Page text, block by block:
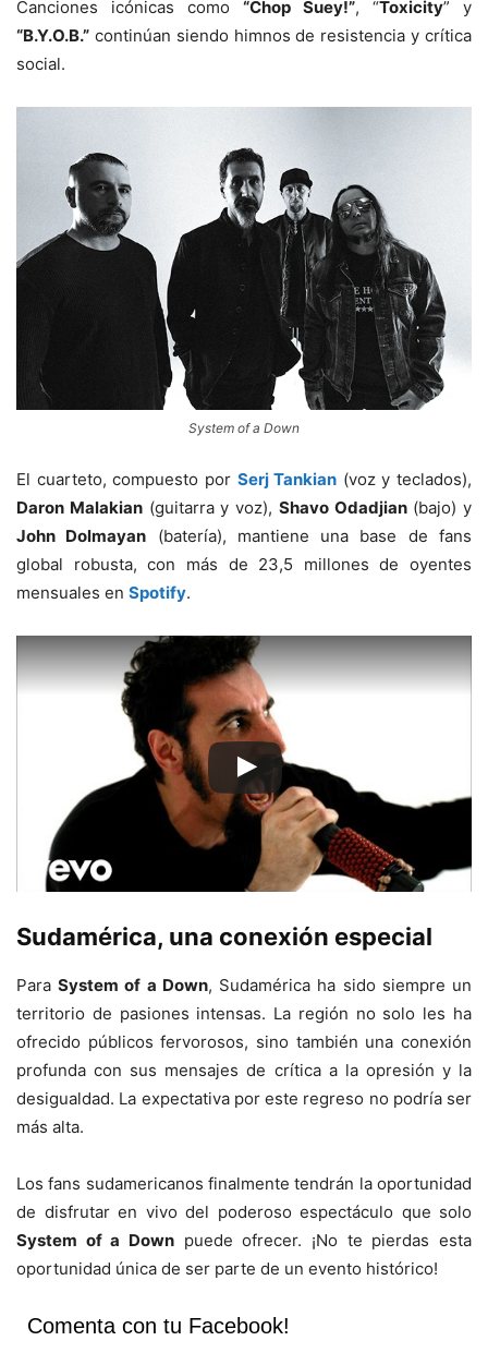
Canciones icónicas como “Chop Suey!”, “Toxicity” y
“B.Y.O.B.” continúan siendo himnos de resistencia y crítica
social.
System of a Down
El cuarteto, compuesto por Serj Tankian (voz y teclados),
Daron Malakian(guitarra y voz), Shavo Odadjian(bajo) y
John Dolmayan (batería), mantiene una base de fans
global robusta, con más de 23,5 millones de oyentes
mensuales en Spotify.
Sudamérica, una conexión especial
ParaSystem of a Down, Sudamérica ha sido siempre un
territorio de pasiones intensas. La región no solo les ha
ofrecido públicos fervorosos, sino también una conexión
profunda con sus mensajes de crítica a la opresión y la
desigualdad. La expectativa por este regreso no podría ser
más alta.
Los fans sudamericanos finalmente tendrán la oportunidad
de disfrutar en vivo del poderoso espectáculo que solo
System of a Down puede ofrecer. ¡No te pierdas esta
oportunidad única de ser parte de un evento histórico!
Comenta con tu Facebook!